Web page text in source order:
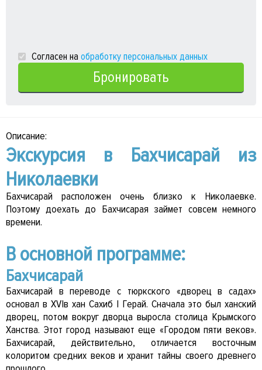
Согласен на обработку персональных данных
Бронировать
Описание:
Экскурсия в Бахчисарай из
Николаевки
Бахчисарай расположен очень близко к Николаевке.
Поэтому доехать до Бахчисарая займет совсем немного
времени.
В основной программе:
Бахчисарай
Бахчисарай в переводе с тюркского «дворец в садах»
основал в XVIв хан Сахиб I Герай. Сначала это был ханский
дворец, потом вокруг дворца выросла столица Крымского
Ханства. Этот город называют еще «Городом пяти веков».
Бахчисарай, действительно, отличается восточным
колоритом средних веков и хранит тайны своего древнего